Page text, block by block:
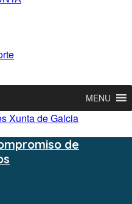
MENU
Xunta de Galcia
de